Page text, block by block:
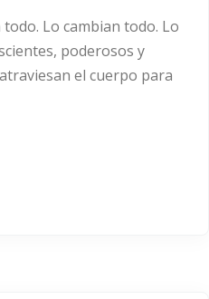
Lo cambian todo. Lo
poderosos y
el cuerpo para